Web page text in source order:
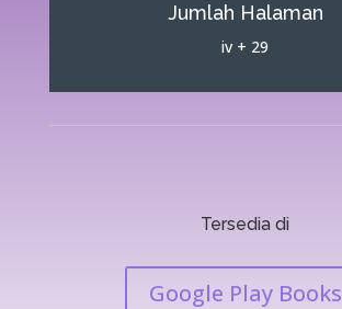
Jumlah Halaman
iv + 29
Tersedia di
Google Play Books